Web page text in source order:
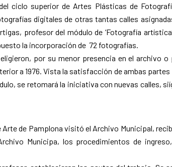
ciclo superior de Artes Plásticas de
digitales de otras tantas calles
profesor del módulo de ‘Fotografía
la incorporación de 72 fotografías.
por su menor presencia en el archivo
a 1976. Vista la satisfacción de ambas
se retomará la iniciativa con nuevas calles,
de Pamplona visitó el Archivo Municipal,
Municipa, los procedimientos de